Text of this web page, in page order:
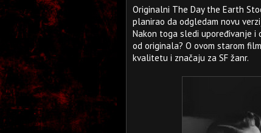
Originalni The Day the Earth
planirao da odgledam novu
Nakon toga sledi upoređivanje
od originala? O ovom starom
kvalitetu i značaju za SF žanr.